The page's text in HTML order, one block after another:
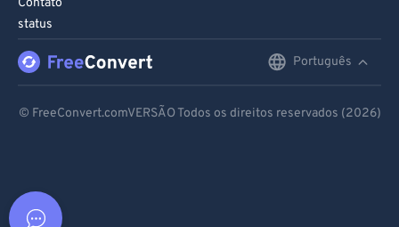
Contato
status
Português
© FreeConvert.comVERSÃO Todos os direitos reservados (2026)